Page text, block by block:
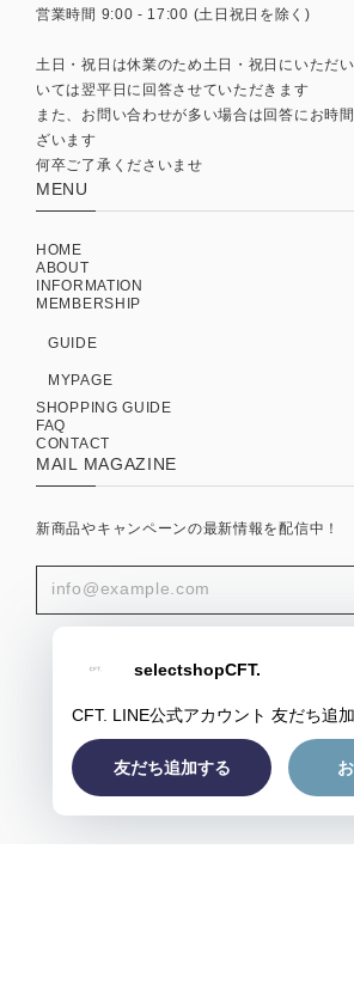
営業時間 9:00 - 17:00 (土日祝日を除く)
土日・祝日は休業のため土日・祝日にいただ
いては翌平日に回答させていただきます
また、お問い合わせが多い場合は回答にお時
ざいます
何卒ご了承くださいませ
MENU
HOME
ABOUT
INFORMATION
MEMBERSHIP
GUIDE
MYPAGE
SHOPPING GUIDE
FAQ
CONTACT
MAIL MAGAZINE
新商品やキャンペーンの最新情報を配信中！